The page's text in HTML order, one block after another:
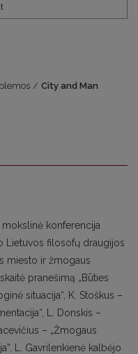
/ City and Man
konferencija
Lietuvos filosofų draugijos
miesto ir žmogaus
pranešimą „Būties
situacija“, K. Stoškus –
L. Donskis –
– „Žmogaus
L. Gavrilenkienė kalbėjo